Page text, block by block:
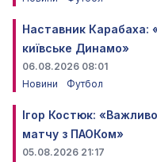
Наставник Карабаха:
київське Динамо»
06.08.2026 08:01
Новини
Футбол
Ігор Костюк:
матчу з ПАОКом»
05.08.2026 21:17